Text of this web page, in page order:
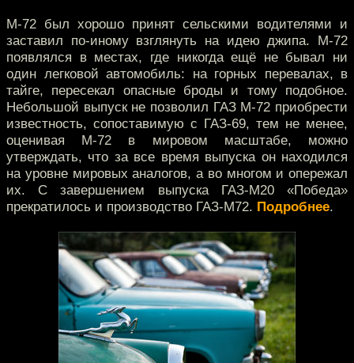
М-72 был хорошо принят сельскими водителями и
заставил по-иному взглянуть на идею джипа. М-72
появлялся в местах, где никогда ещё не бывал ни
один легковой автомобиль: на горных перевалах, в
тайге, пересекал опасные броды и тому подобное.
Небольшой выпуск не позволил ГАЗ М-72 приобрести
известность, сопоставимую с ГАЗ-69, тем не менее,
оценивая М-72 в мировом масштабе, можно
утверждать, что за все время выпуска он находился
на уровне мировых аналогов, а во многом и опережал
их. С завершением выпуска ГАЗ-М20 «Победа»
прекратилось и производство ГАЗ-М72. Подробнее.